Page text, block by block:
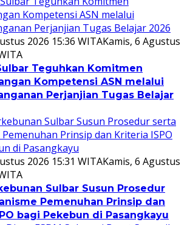
2026 15:36 WITAKamis, 6 Agustus
Teguhkan Komitmen
Kompetensi ASN melalui
Perjanjian Tugas Belajar
2026 15:31 WITAKamis, 6 Agustus
Sulbar Susun Prosedur
Pemenuhan Prinsip dan
bagi Pekebun di Pasangkayu